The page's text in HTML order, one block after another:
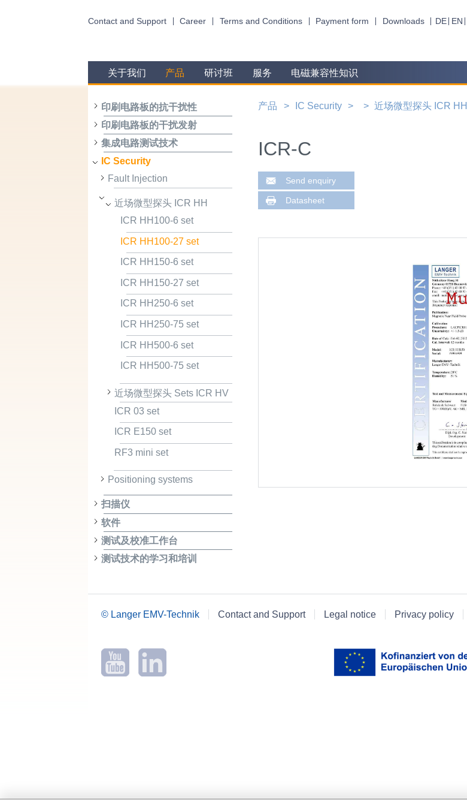
Contact and Support Career Terms and Conditions Payment form Downloads DE EN
关于我们 产品 研讨班 服务 电磁兼容性知识
印刷电路板的抗干扰性
印刷电路板的干扰发射
集成电路测试技术
IC Security
Fault Injection
近场微型探头 ICR HH
ICR HH100-6 set
ICR HH100-27 set
ICR HH150-6 set
ICR HH150-27 set
ICR HH250-6 set
ICR HH250-75 set
ICR HH500-6 set
ICR HH500-75 set
近场微型探头 Sets ICR HV
ICR 03 set
ICR E150 set
RF3 mini set
Positioning systems
扫描仪
软件
测试及校准工作台
测试技术的学习和培训
产品 IC Security 近场微型探头 ICR HH
ICR-C
Send enquiry
Datasheet
© Langer EMV-Technik Contact and Support Legal notice Privacy policy